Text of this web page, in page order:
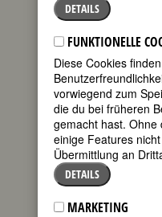
AUNG SAN SUU
DETAILS
FUNKTIONELLE
Diese Cookies
vorwiegend zum
die du bei früheren
gemacht hast. Ohne
einige Features
Übermittlung an
DETAILS
MARKETING